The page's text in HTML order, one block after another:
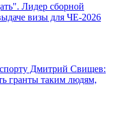
Лидер сборной
визы для ЧЕ-2026
Дмитрий Свищев:
гранты таким людям,